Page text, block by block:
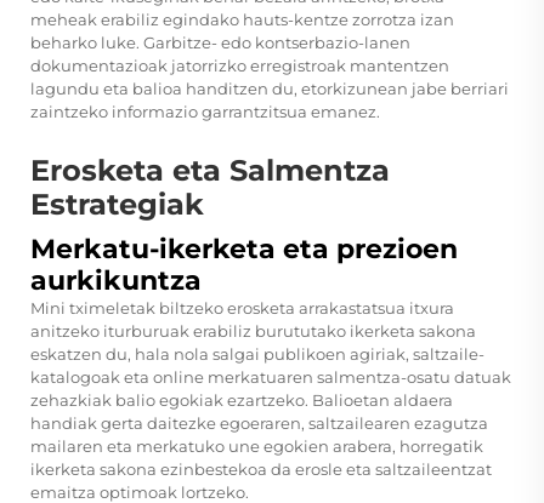
meheak erabiliz egindako hauts-kentze zorrotza izan
beharko luke. Garbitze- edo kontserbazio-lanen
dokumentazioak jatorrizko erregistroak mantentzen
lagundu eta balioa handitzen du, etorkizunean jabe berriari
zaintzeko informazio garrantzitsua emanez.
Erosketa eta Salmentza
Estrategiak
Merkatu-ikerketa eta prezioen
aurkikuntza
Mini tximeletak biltzeko erosketa arrakastatsua itxura
anitzeko iturburuak erabiliz burututako ikerketa sakona
eskatzen du, hala nola salgai publikoen agiriak, saltzaile-
katalogoak eta online merkatuaren salmentza-osatu datuak
zehazkiak balio egokiak ezartzeko. Balioetan aldaera
handiak gerta daitezke egoeraren, saltzailearen ezagutza
mailaren eta merkatuko une egokien arabera, horregatik
ikerketa sakona ezinbestekoa da erosle eta saltzaileentzat
emaitza optimoak lortzeko.